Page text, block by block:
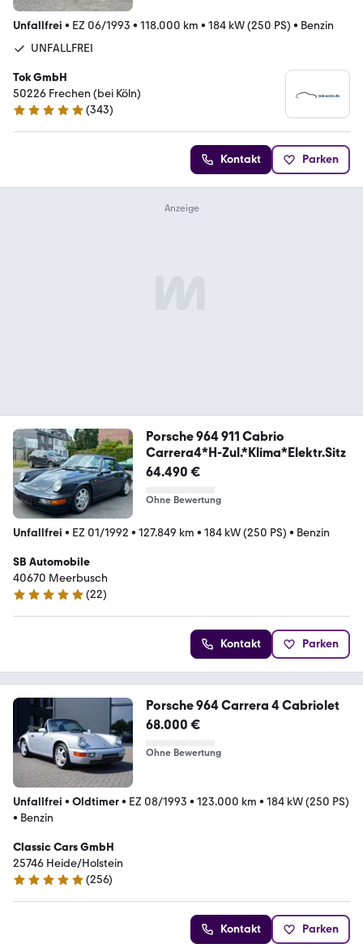
Unfallfrei • EZ 06/1993 • 118.000 km • 184 kW (250 PS) • Benzin
UNFALLFREI
Tok GmbH
50226 Frechen (bei Köln)
4.8 Sterne
(343)
Kontakt Parken
Porsche 964 911 Cabrio
Carrera4*H-Zul.*Klima*Elektr.Sitz
64.490 €
Ohne Bewertung
Unfallfrei • EZ 01/1992 • 127.849 km • 184 kW (250 PS) • Benzin
SB Automobile
40670 Meerbusch
5 Sterne
(22)
Kontakt Parken
Porsche 964 Carrera 4 Cabriolet
68.000 €
Ohne Bewertung
Unfallfrei • Oldtimer• EZ 08/1993 • 123.000 km • 184 kW (250 PS)
• Benzin
Classic Cars GmbH
25746 Heide/Holstein
5 Sterne
(256)
Kontakt Parken